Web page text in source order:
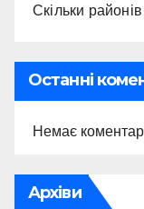
Скільки
Останні
Немає
Архіви